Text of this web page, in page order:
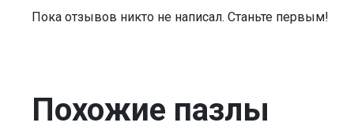
Пока отзывов никто не написал. Станьте первым!
Похожие пазлы